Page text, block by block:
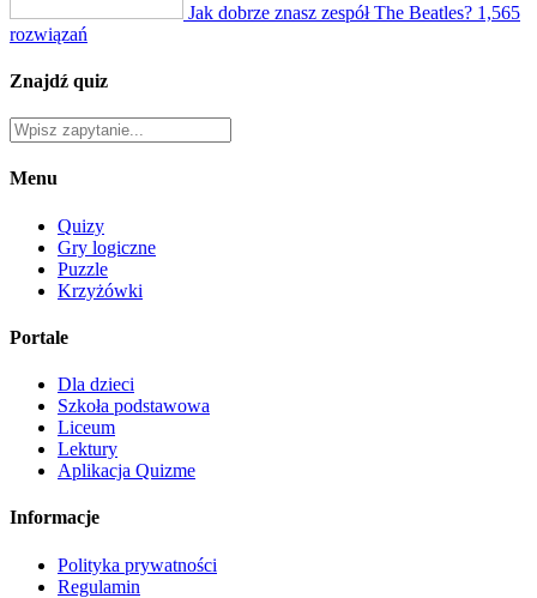
Jak dobrze znasz zespół The Beatles? 1,565
rozwiązań
Znajdź quiz
Menu
Quizy
Gry logiczne
Puzzle
Krzyżówki
Portale
Dla dzieci
Szkoła podstawowa
Liceum
Lektury
Aplikacja Quizme
Informacje
Polityka prywatności
Regulamin